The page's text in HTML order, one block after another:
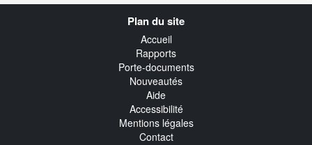
Plan du site
Accueil
Rapports
Porte-documents
Nouveautés
Aide
Accessibilité
Mentions légales
Contact